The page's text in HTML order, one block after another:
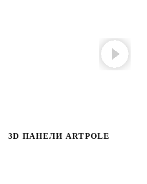
3D ПАНЕЛИ ARTPOLE